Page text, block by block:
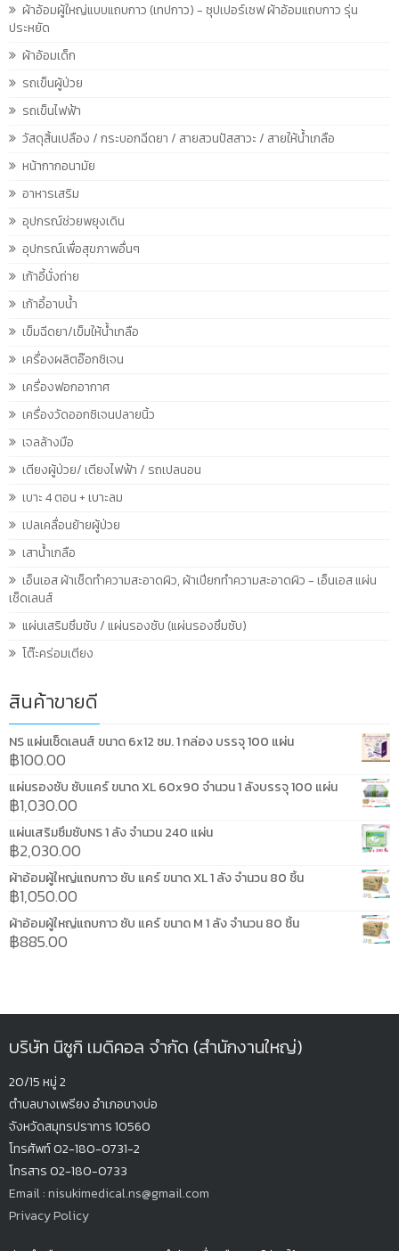
ผ้าอ้อมผู้ใหญ่แบบแถบกาว (เทปกาว) - ซุปเปอร์เซฟ ผ้าอ้อมแถบกาว รุ่น
ประหยัด
ผ้าอ้อมเด็ก
รถเข็นผู้ป่วย
รถเข็นไฟฟ้า
วัสดุสิ้นเปลือง / กระบอกฉีดยา / สายสวนปัสสาวะ / สายให้น้ำเกลือ
หน้ากากอนามัย
อาหารเสริม
อุปกรณ์ช่วยพยุงเดิน
อุปกรณ์เพื่อสุขภาพอื่นๆ
เก้าอี้นั่งถ่าย
เก้าอี้อาบน้ำ
เข็มฉีดยา/เข็มให้น้ำเกลือ
เครื่องผลิตอ๊อกซิเจน
เครื่องฟอกอากาศ
เครื่องวัดออกซิเจนปลายนิ้ว
เจลล้างมือ
เตียงผู้ป่วย/ เตียงไฟฟ้า / รถเปลนอน
เบาะ 4 ตอน + เบาะลม
เปลเคลื่อนย้ายผู้ป่วย
เสาน้ำเกลือ
เอ็นเอส ผ้าเช็ดทำความสะอาดผิว, ผ้าเปียกทำความสะอาดผิว - เอ็นเอส แผ่น
เช็ดเลนส์
แผ่นเสริมซึมซับ / แผ่นรองซับ (แผ่นรองซึมซับ)
โต๊ะคร่อมเตียง
สินค้าขายดี
NS แผ่นเช็ดเลนส์ ขนาด 6x12 ซม. 1 กล่อง บรรจุ 100 แผ่น
฿100.00
แผ่นรองซับ ซับแคร์ ขนาด XL 60x90 จำนวน 1 ลังบรรจุ 100 แผ่น
฿1,030.00
แผ่นเสริมซึมซับNS 1 ลัง จำนวน 240 แผ่น
฿2,030.00
ผ้าอ้อมผู้ใหญ่แถบกาว ซับ แคร์ ขนาด XL 1 ลัง จำนวน 80 ชิ้น
฿1,050.00
ผ้าอ้อมผู้ใหญ่แถบกาว ซับ แคร์ ขนาด M 1 ลัง จำนวน 80 ชิ้น
฿885.00
บริษัท นิซูกิ เมดิคอล จำกัด (สำนักงานใหญ่)
20/15 หมู่ 2
ตำบลบางเพรียงอำเภอบางบ่อ
จังหวัดสมุทรปราการ 10560
โทรศัพท์ 02-180-0731-2
โทรสาร 02-180-0733
Email : nisukimedical.ns@gmail.com
Privacy Policy